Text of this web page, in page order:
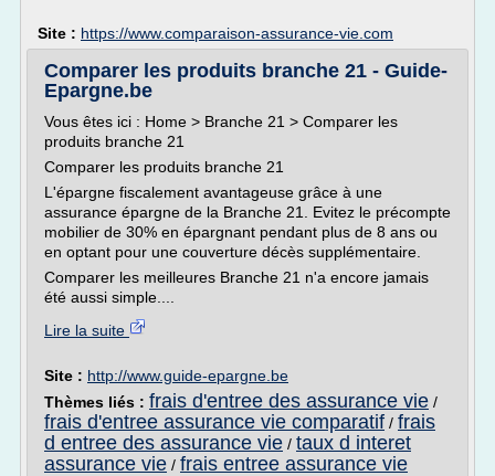
Site : https://www.comparaison-assurance-vie.com
Comparer les produits branche 21 - Guide-
Epargne.be
Vous êtes ici : Home > Branche 21 > Comparer les
produits branche 21
Comparer les produits branche 21
L'épargne fiscalement avantageuse grâce à une
assurance épargne de la Branche 21. Evitez le précompte
mobilier de 30% en épargnant pendant plus de 8 ans ou
en optant pour une couverture décès supplémentaire.
Comparer les meilleures Branche 21 n'a encore jamais
été aussi simple....
Lire la suite
Site : http://www.guide-epargne.be
Thèmes liés : frais d'entree des assurance vie /
frais d'entree assurance vie comparatif / frais
d entree des assurance vie / taux d interet
assurance vie / frais entree assurance vie